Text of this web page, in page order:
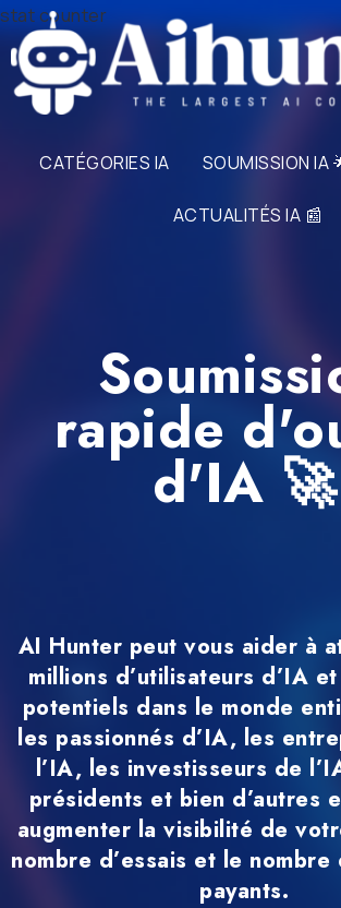
stat counter
CATÉGORIES IA SOUMISSION IA
ACTUALITÉS IA 📰
rapide
d'IA 🚀
AI Hunter peut vous aider à
millions d’utilisateurs d’IA
potentiels dans le monde
les passionnés d’IA, les
l’IA, les investisseurs de
présidents et bien d’autres
augmenter la visibilité de
nombre d’essais et le nombre
payants.